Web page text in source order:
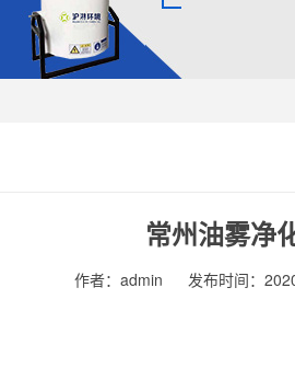
常州油雾净
作者：admin 发布时间：